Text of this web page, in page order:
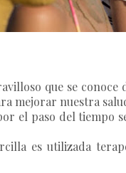
que se
mejorar nuestra
el paso del tiempo
es utilizada